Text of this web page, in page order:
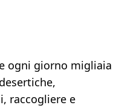
ogni giorno migliaia
raccogliere e